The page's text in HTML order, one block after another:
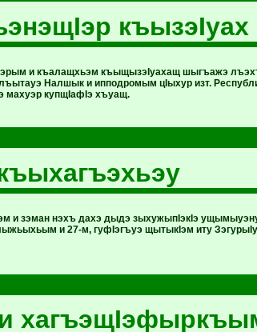
къызэIуах
и къалащхьэм къыщызэIуахащ шыгъажэ
Налшык и ипподромым цIыхур изт.
купщIафIэ хъуащ.
и зэман нэхъ дахэ дыдэ зыхужыпIэкIэ
и 27-м, гуфIэгъуэ щытыкIэм иту